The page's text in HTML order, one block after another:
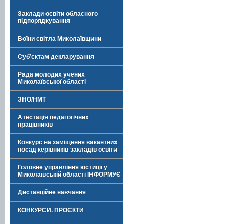
Заклади освіти обласного
підпорядкування
Воїни світла Миколаївщини
Суб’єктам декларування
Рада молодих учених
Миколаївської області
ЗНО/НМТ
Атестація педагогічних
працівників
Конкурс на заміщення вакантних
посад керівників закладів освіти
Головне управління юстиції у
Миколаївській області ІНФОРМУЄ
Дистанційне навчання
КОНКУРСИ. ПРОЄКТИ